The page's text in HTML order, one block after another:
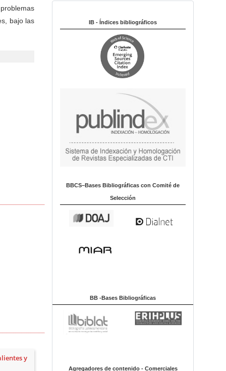
bajo las
y
m
a
IB - Índices bibliográficos
BBCS–Bases Bibliográficas con Comité de
Selección
BB -Bases Bibliográficas
Agregadores de contenido - Comerciales